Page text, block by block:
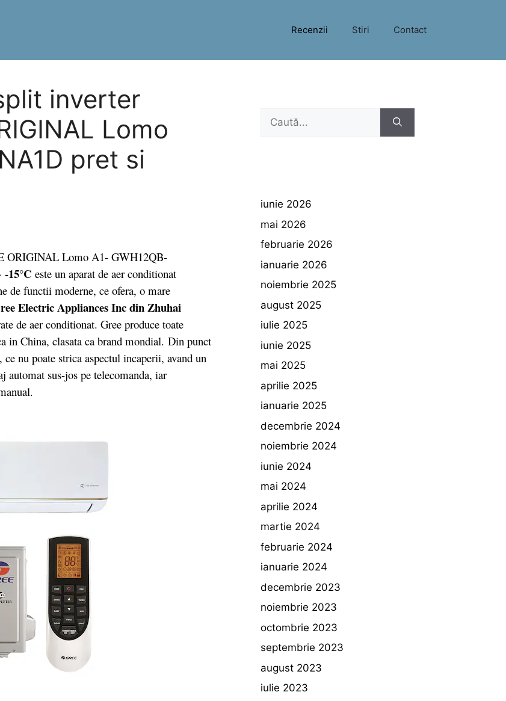
Recenzii Stiri Contact
inverter
Lomo
pret si
ORIGINAL Lomo A1- GWH12QB-
-15°C este un aparat de aer conditionat
de functii moderne, ce ofera, o mare
Electric Appliances Inc din Zhuhai
de aer conditionat. Gree produce toate
in China, clasata ca brand mondial. Din punct
nu poate strica aspectul incaperii, avand un
automat sus-jos pe telecomanda, iar
Caută
iunie 2026
mai 2026
februarie 2026
ianuarie 2026
noiembrie 2025
august 2025
iulie 2025
iunie 2025
mai 2025
aprilie 2025
ianuarie 2025
decembrie 2024
noiembrie 2024
iunie 2024
mai 2024
aprilie 2024
martie 2024
februarie 2024
ianuarie 2024
decembrie 2023
noiembrie 2023
octombrie 2023
septembrie 2023
august 2023
iulie 2023